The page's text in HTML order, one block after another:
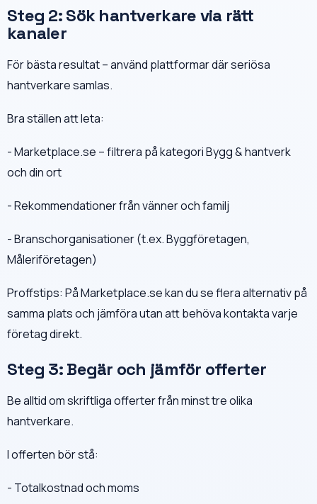
Steg 2: Sök hantverkare via rätt
kanaler
För bästa resultat – använd plattformar där seriösa
hantverkare samlas.
Bra ställen att leta:
- Marketplace.se – filtrera på kategori Bygg & hantverk
och din ort
- Rekommendationer från vänner och familj
- Branschorganisationer (t.ex. Byggföretagen,
Måleriföretagen)
Proffstips: På Marketplace.se kan du se flera alternativ på
samma plats och jämföra utan att behöva kontakta varje
företag direkt.
Steg 3: Begär och jämför offerter
Be alltid om skriftliga offerter från minst tre olika
hantverkare.
I offerten bör stå:
- Totalkostnad och moms